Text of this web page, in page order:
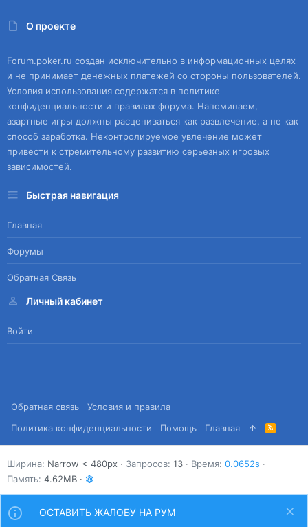
О проекте
Forum.poker.ru создан исключительно в информационных целях
и не принимает денежных платежей со стороны пользователей.
Условия использования содержатся в политике
конфиденциальности и правилах форума. Напоминаем,
азартные игры должны расцениваться как развлечение, а не как
способ заработка. Неконтролируемое увлечение может
привести к стремительному развитию серьезных игровых
зависимостей.
Быстрая навигация
Главная
Форумы
Обратная Связь
Личный кабинет
Войти
Обратная связь
Условия и правила
Политика конфиденциальности
Помощь Главная
R
S
S
Ширина Запросов 13 Время 0.0652s
Память 4.62MB
Снизу
ОСТАВИТЬ ЖАЛОБУ НА РУМ